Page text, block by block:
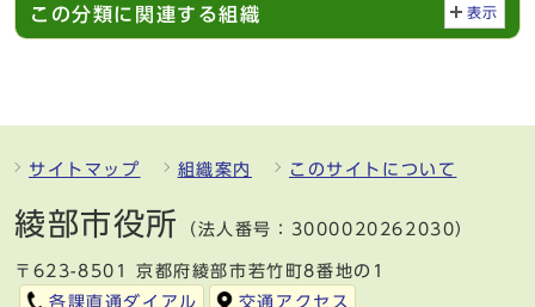
この分類に関連する組織 表示
サイトマップ 組織案内 このサイトについて
綾部市役所 （法人番号：3000020262030）
〒623-8501 京都府綾部市若竹町8番地の1
各課直通ダイアル
交通アクセス